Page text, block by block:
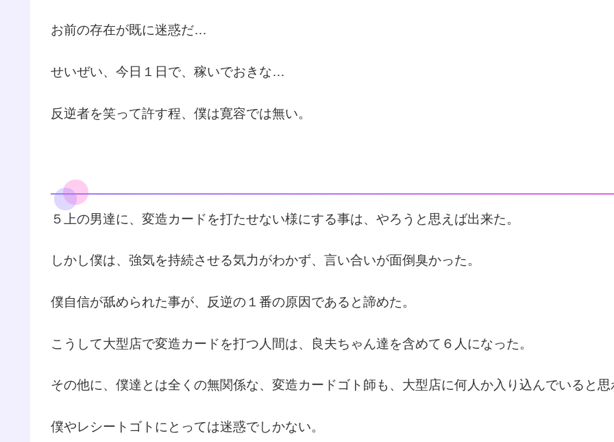
お前の存在が既に迷惑だ…
せいぜい、今日１日で、稼いでおきな…
反逆者を笑って許す程、僕は寛容では無い。
５上の男達に、変造カードを打たせない様にする事は、やろうと思えば出来た。
しかし僕は、強気を持続させる気力がわかず、言い合いが面倒臭かった。
僕自信が舐められた事が、反逆の１番の原因であると諦めた。
こうして大型店で変造カードを打つ人間は、良夫ちゃん達を含めて６人になった。
その他に、僕達とは全くの無関係な、変造カードゴト師も、大型店に何人か入り込んでいると
僕やレシートゴトにとっては迷惑でしかない。